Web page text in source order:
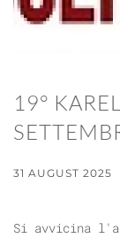
19°
31 AUGUST 2025
Si avvicina